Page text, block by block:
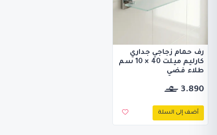
رف حمام زجاجي جداري
كارليم ميلت 40 × 10 سم
طلاء فضي
3.890
أضف إلى السلة